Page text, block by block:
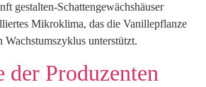
gestalten-Schattengewächshäuser
Mikroklima, das die Vanillepflanze
Wachstumszyklus unterstützt.
der Produzenten